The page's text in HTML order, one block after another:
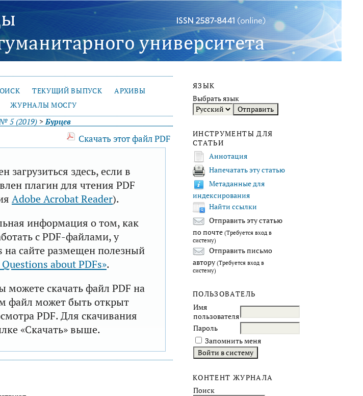
ЯЗЫК
Выбрать язык
ИНСТРУМЕНТЫ ДЛЯ
СТАТЬИ
Аннотация
Напечатать эту статью
Метаданные для
индексирования
Найти ссылки
Отправить эту статью
по почте (Требуется вход в
систему)
Отправить письмо
автору (Требуется вход в
систему)
ПОЛЬЗОВАТЕЛЬ
Имя
пользователя
Пароль
Запомнить меня
КОНТЕНТ ЖУРНАЛА
Поиск
ТЕКУЩИЙ ВЫПУСК
АРХИВЫ
ЖУРНАЛЫ МОСГУ
5 (2019) >Бурцев
Скачать этот файл PDF
здесь, если в
плагин для чтения PDF
Adobe Acrobat Reader).
информация о том, как
с PDF-файлами, у
на сайте размещен полезный
about PDFs».
можете скачать файл PDF на
файл может быть открыт
PDF. Для скачивания
«Скачать» выше.